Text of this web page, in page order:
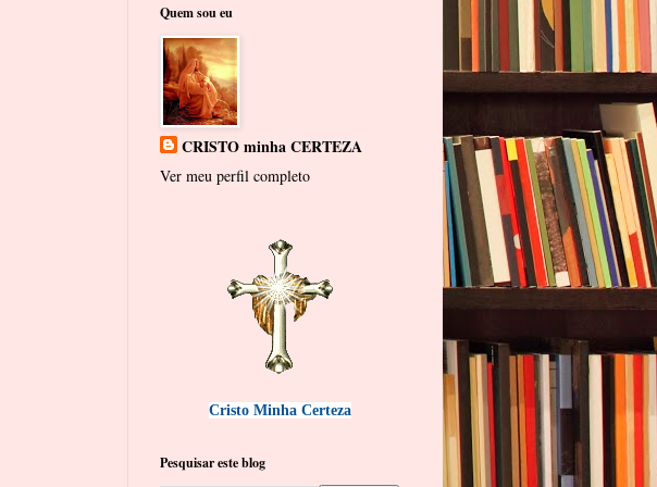
Quem sou eu
CRISTO minha CERTEZA
Ver meu perfil completo
Cristo Minha Certeza
Pesquisar este blog